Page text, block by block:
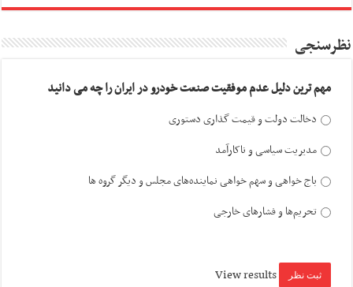
نظرسنجی
مهم ترین دلیل عدم موفقیت صنعت خودرو در ایران را چه می دانید
دخالت دولت و قیمت گذاری دستوری
مدیریت سیاسی و ناکارآمد
باج خواهی و سهم خواهی نماینده‌های مجلس و دیگر گروه ها
تحریم‌ها و فشارهای خارجی
View results